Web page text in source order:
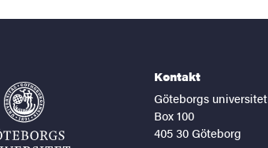
Kontakt
Göteborgs universitet
Box 100
405 30 Göteborg